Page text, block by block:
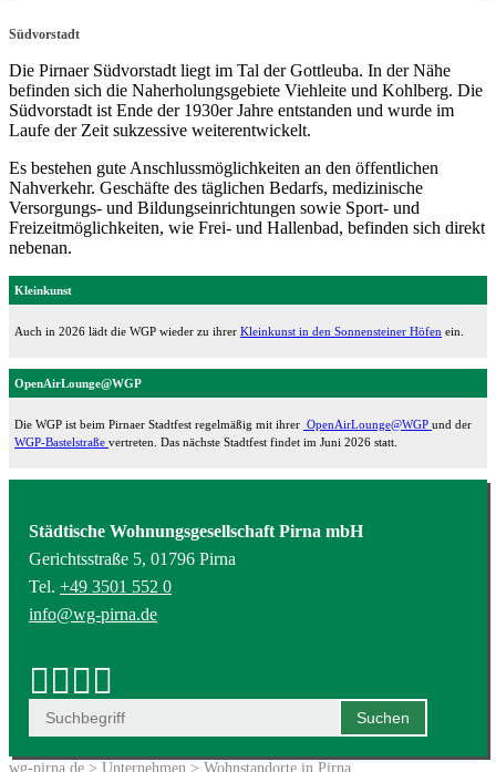
Südvorstadt
Die Pirnaer Südvorstadt liegt im Tal der Gottleuba. In der Nähe
befinden sich die Naherholungsgebiete Viehleite und Kohlberg. Die
Südvorstadt ist Ende der 1930er Jahre entstanden und wurde im
Laufe der Zeit sukzessive weiterentwickelt.
Es bestehen gute Anschlussmöglichkeiten an den öffentlichen
Nahverkehr. Geschäfte des täglichen Bedarfs, medizinische
Versorgungs- und Bildungseinrichtungen sowie Sport- und
Freizeitmöglichkeiten, wie Frei- und Hallenbad, befinden sich direkt
nebenan.
Kleinkunst
Auch in 2026 lädt die WGP wieder zu ihrer Kleinkunst in den Sonnensteiner Höfen ein.
OpenAirLounge@WGP
Die WGP ist beim Pirnaer Stadtfest regelmäßig mit ihrer OpenAirLounge@WGP und der
WGP-Bastelstraße vertreten. Das nächste Stadtfest findet im Juni 2026 statt.
Städtische Wohnungsgesellschaft Pirna mbH
Gerichtsstraße 5, 01796 Pirna
Tel. +49 3501 552 0
info@wg-pirna.de
wg-pirna.de > Unternehmen > Wohnstandorte in Pirna